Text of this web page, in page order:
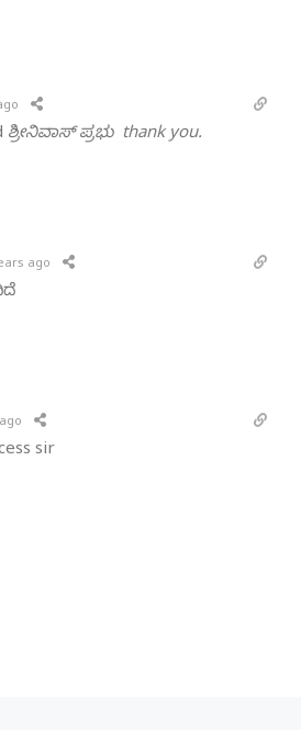
ಶ್ರೀನಿವಾಸ್ ಪ್ರಭು thank you.
ago
sir